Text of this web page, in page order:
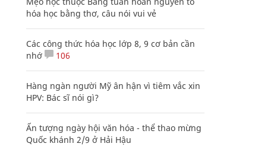
hóa học bằng thơ, câu nói vui vẻ
Các công thức hóa học lớp 8, 9 cơ bản cần
nhớ
106
Hàng ngàn người Mỹ ân hận vì tiêm vắc xin
HPV: Bác sĩ nói gì?
Ấn tượng ngày hội văn hóa - thể thao mừng
Quốc khánh 2/9 ở Hải Hậu